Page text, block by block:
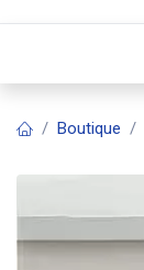
Boutique